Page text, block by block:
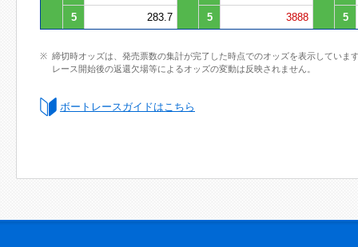
5
283.7 5 3888 5
締切時オッズは、発売票数の集計が完了した時点でのオッズを表示していま
レース開始後の返還欠場等によるオッズの変動は反映されません。
ボートレースガイドはこちら